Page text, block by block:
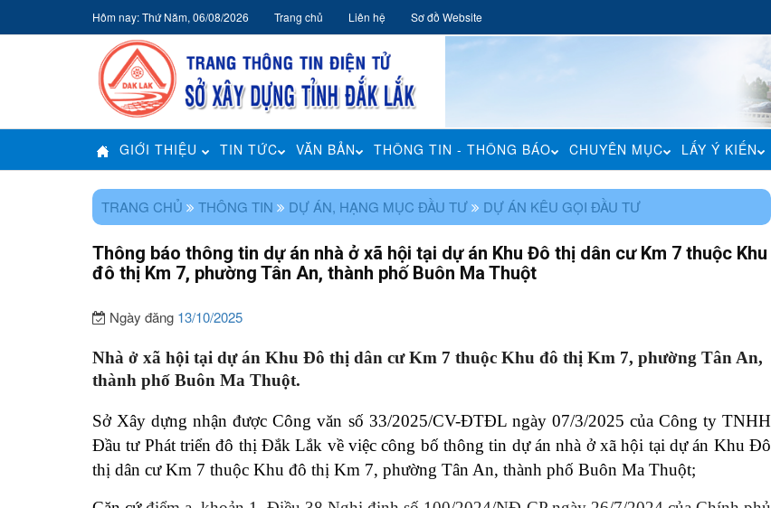
Hôm nay: Thứ Năm, 06/08/2026 Trang chủ Liên hệ Sơ đồ Website
GIỚI THIỆU TIN TỨC VĂN BẢN THÔNG TIN - THÔNG BÁO CHUYÊN MỤC LẤY Ý KIẾN
TRANG CHỦ THÔNG TIN DỰ ÁN, HẠNG MỤC ĐẦU TƯ DỰ ÁN KÊU GỌI ĐẦU TƯ
Thông báo thông tin dự án nhà ở xã hội tại dự án Khu Đô thị dân cư Km 7 thuộc Khu
đô thị Km 7, phường Tân An, thành phố Buôn Ma Thuột
Ngày đăng 13/10/2025
Nhà ở xã hội tại dự án Khu Đô thị dân cư Km 7 thuộc Khu đô thị Km 7, phường Tân An,
thành phố Buôn Ma Thuột.
Sở Xây dựng nhận được Công văn số 33/2025/CV-ĐTĐL ngày 07/3/2025 của Công ty TNHH
Đầu tư Phát triển đô thị Đắk Lắk về việc công bố thông tin dự án nhà ở xã hội tại dự án Khu Đô
thị dân cư Km 7 thuộc Khu đô thị Km 7, phường Tân An, thành phố Buôn Ma Thuột;